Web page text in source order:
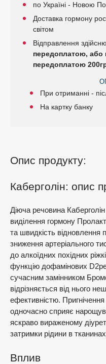
по Україні - Новою
Доставка гормону
світом
Відправлення
передоплатою, або
передоплатою
При отриманні -
На картку банку
Опис продукту:
Каберголін: опис
Діюча речовина
виділення гормону
та швидкість відновлення
зниження артеріального
до алкоїдних похідних
функцію дофамінових
сучасним замінником
відрізняється від нього
ефективністю.
одночасно сприяє
яскраво вираженому
затримки рідини в
Вплив